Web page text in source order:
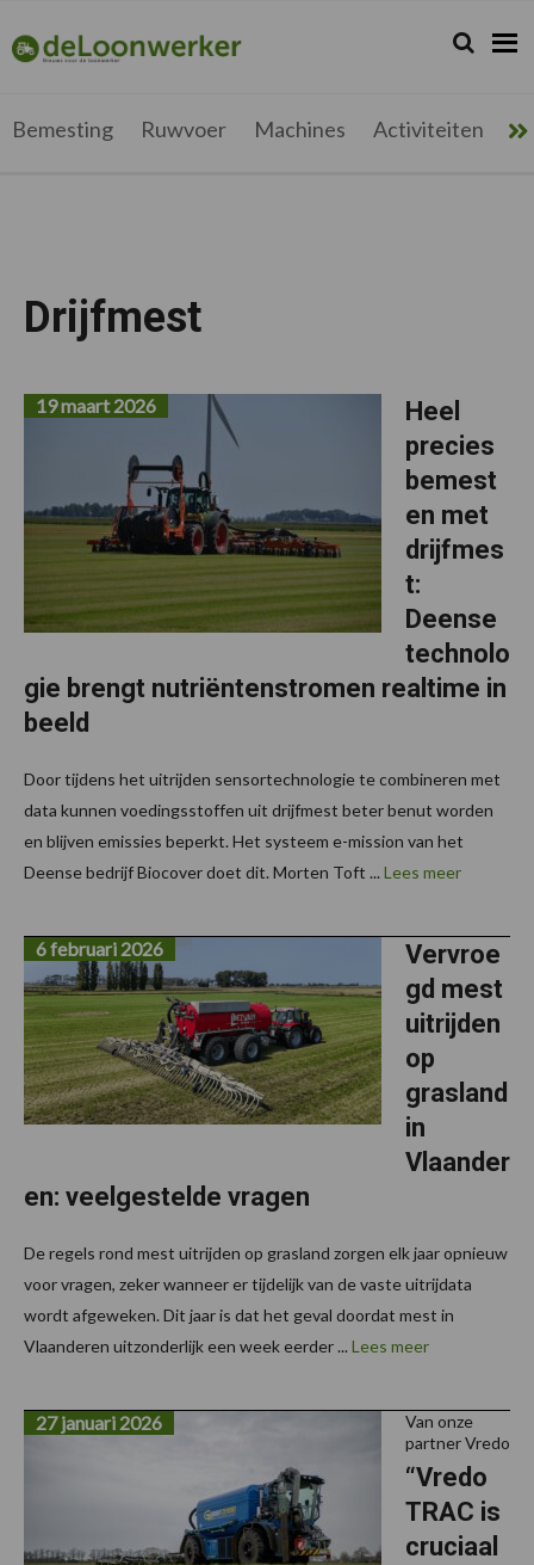
de
hoofdnavigatie
de
hoofd
de
voettekst
deloonwerker.be Zoeken...
Zoek
Bemesting Ruwvoer Machines Activiteiten
Drijfmest
Heel
precies
bemest
en met
drijfmes
t:
Deense
technolo
gie brengt nutriëntenstromen realtime in
beeld
19 maart 2026
Door tijdens het uitrijden sensortechnologie te combineren met
data kunnen voedingsstoffen uit drijfmest beter benut worden
en blijven emissies beperkt. Het systeem e-mission van het
Deense bedrijf Biocover doet dit. Morten Toft ... Lees meer
Vervroe
gd mest
uitrijden
op
grasland
in
Vlaander
en: veelgestelde vragen
6 februari 2026
De regels rond mest uitrijden op grasland zorgen elk jaar opnieuw
voor vragen, zeker wanneer er tijdelijk van de vaste uitrijdata
wordt afgeweken. Dit jaar is dat het geval doordat mest in
Vlaanderen uitzonderlijk een week eerder ... Lees meer
Van onze
partner Vredo
“Vredo
TRAC is
cruciaal
27 januari 2026